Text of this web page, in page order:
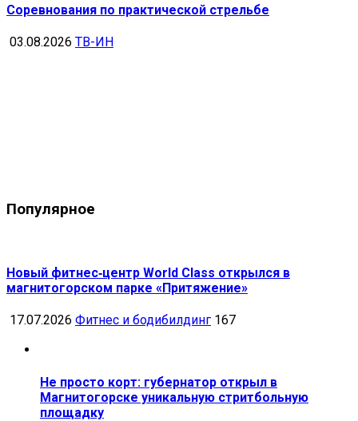
Соревнования по практической стрельбе
03.08.2026 ТВ-ИН
Популярное
Новый фитнес‑центр World Class открылся в
магнитогорском парке «Притяжение»
17.07.2026 Фитнес и бодибилдинг 167
Не просто корт: губернатор открыл в
Магнитогорске уникальную стритбольную
площадку